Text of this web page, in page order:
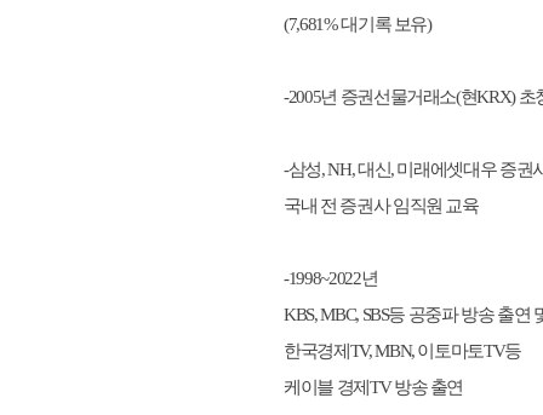
(7,681% 대기록 보유)
-2005년 증권선물거래소(현KRX) 초
-삼성, NH, 대신, 미래에셋대우 증권
국내 전 증권사 임직원 교육
-1998~2022년
KBS, MBC, SBS등 공중파 방송 출연
한국경제TV, MBN, 이토마토TV등
케이블 경제TV 방송 출연